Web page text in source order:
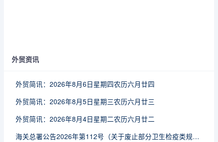
外贸资讯
外贸简讯：2026年8月6日星期四农历六月廿四
外贸简讯：2026年8月5日星期三农历六月廿三
外贸简讯：2026年8月4日星期二农历六月廿二
海关总署公告2026年第112号（关于废止部分卫生检疫类规范性文件的公告）